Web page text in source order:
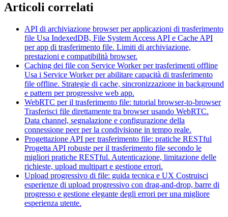
Articoli correlati
API di archiviazione browser per applicazioni di trasferimento
file Usa IndexedDB, File System Access API e Cache API
per app di trasferimento file. Limiti di archiviazione,
prestazioni e compatibilità browser.
Caching dei file con Service Worker per trasferimenti offline
Usa i Service Worker per abilitare capacità di trasferimento
file offline. Strategie di cache, sincronizzazione in background
e pattern per progressive web app.
WebRTC per il trasferimento file: tutorial browser-to-browser
Trasferisci file direttamente tra browser usando WebRTC.
Data channel, segnalazione e configurazione della
connessione peer per la condivisione in tempo reale.
Progettazione API per trasferimento file: pratiche RESTful
Progetta API robuste per il trasferimento file secondo le
migliori pratiche RESTful. Autenticazione, limitazione delle
richieste, upload multipart e gestione errori.
Upload progressivo di file: guida tecnica e UX Costruisci
esperienze di upload progressivo con drag-and-drop, barre di
progresso e gestione elegante degli errori per una migliore
esperienza utente.